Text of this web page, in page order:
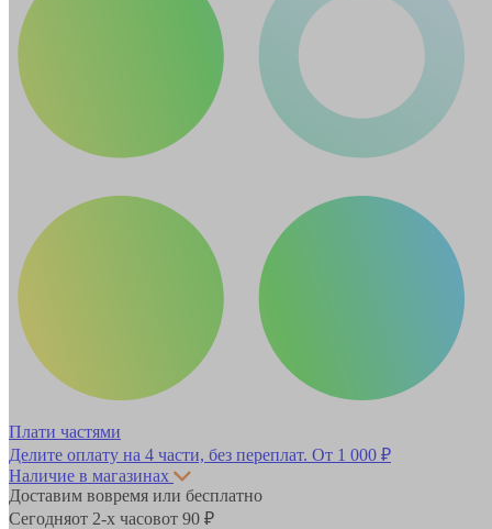
Плати частями
Делите оплату на 4 части, без переплат. От 1 000 ₽
Наличие в магазинах
Доставим вовремя или бесплатно
Сегодняот 2-х часовот 90 ₽